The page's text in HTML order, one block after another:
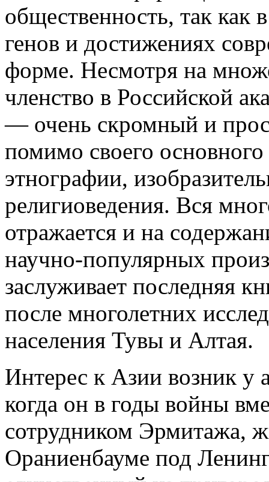
общественность, так как
генов и достижениях
форме. Несмотря на
членство в Российской
— очень скромный и
помимо своего
этнографии,
религиоведения. Вся
отражается и на
научно-популярных
заслуживает последняя
после многолетних
населения Тувы и Алтая.
Интерес к Азии возник у
когда он в годы войны
сотрудником Эрмитажа,
Ораниенбауме под